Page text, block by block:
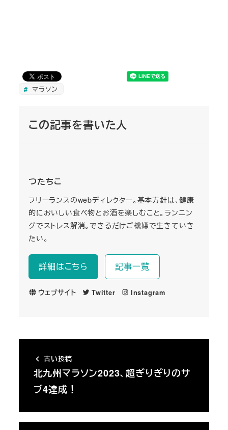
マラソン
この記事を書いた人
つたちこ
フリーランスのwebディレクター。基本方針は、健康
的においしい食べ物とお酒を楽しむこと。ランニン
グでストレス解消。できるだけご機嫌で生きていき
たい。
詳細はこちら 記事一覧
ウェブサイト Twitter Instagram
古い投稿
北九州マラソン2023、超ぎりぎりのサ
ブ4達成！